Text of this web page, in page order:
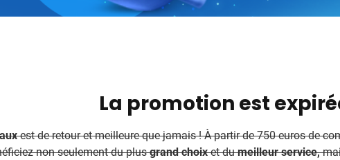
le sous-menu pour la catégorie Actions et autre
La promotion est
est de retour et meilleure que jamais ! À partir de 750 euros de
non seulement du plusgrand choixet dumeilleur service,